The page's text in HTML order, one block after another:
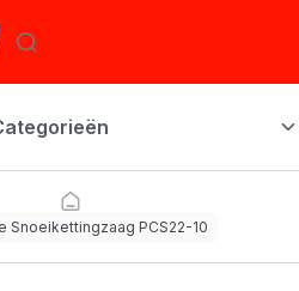
Snoeikettingzaag PCS22-10